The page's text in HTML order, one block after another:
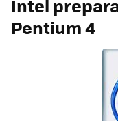
Intel
Pentium 4